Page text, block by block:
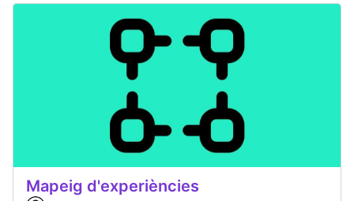
Mapeig d'experiències